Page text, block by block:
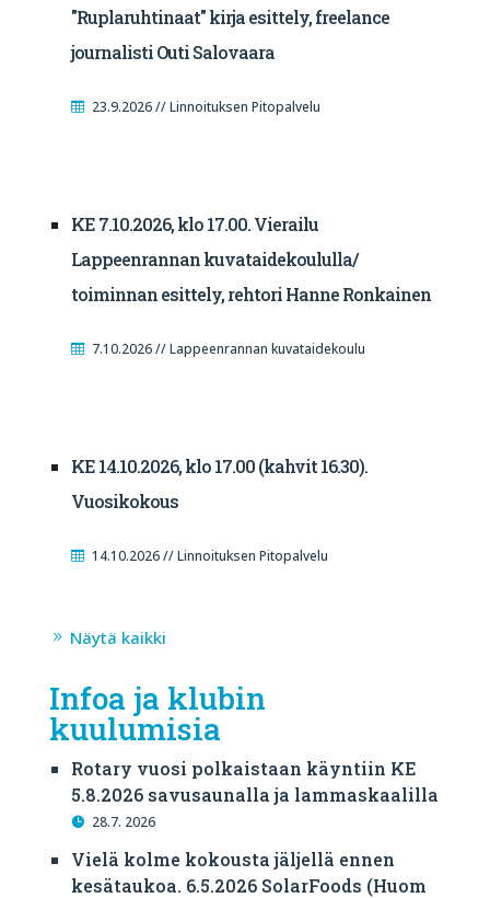
"Ruplaruhtinaat" kirja esittely, freelance
journalisti Outi Salovaara
23.9.2026 // Linnoituksen Pitopalvelu
KE 7.10.2026, klo 17.00. Vierailu
Lappeenrannan kuvataidekoululla/
toiminnan esittely, rehtori Hanne Ronkainen
7.10.2026 // Lappeenrannan kuvataidekoulu
KE 14.10.2026, klo 17.00 (kahvit 16.30).
Vuosikokous
14.10.2026 // Linnoituksen Pitopalvelu
Näytä kaikki
Infoa ja klubin
kuulumisia
Rotary vuosi polkaistaan käyntiin KE
5.8.2026 savusaunalla ja lammaskaalilla
28.7. 2026
Vielä kolme kokousta jäljellä ennen
kesätaukoa. 6.5.2026 SolarFoods (Huom